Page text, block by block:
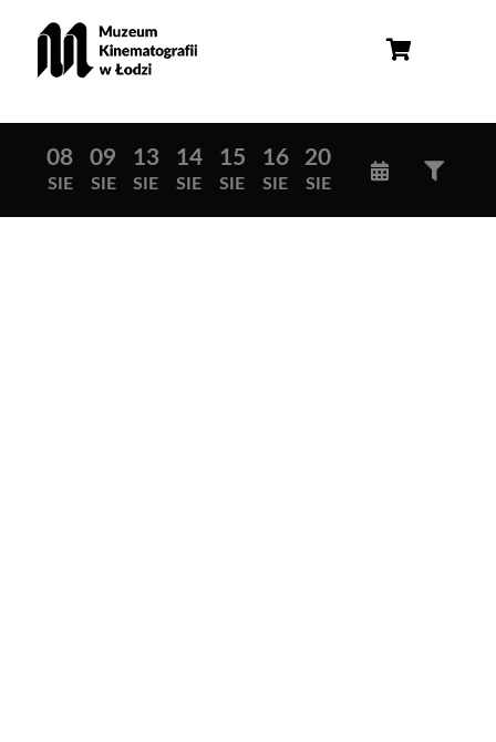
08
SIE
09
SIE
13
SIE
14
SIE
15
SIE
16
SIE
20
SIE